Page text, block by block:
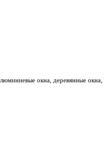
окна, деревянные окна,